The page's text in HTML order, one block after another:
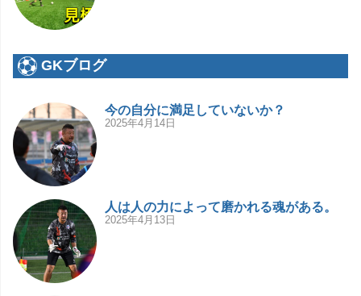
GKブログ
今の自分に満足していないか？
2025年4月14日
人は人の力によって磨かれる魂がある。
2025年4月13日